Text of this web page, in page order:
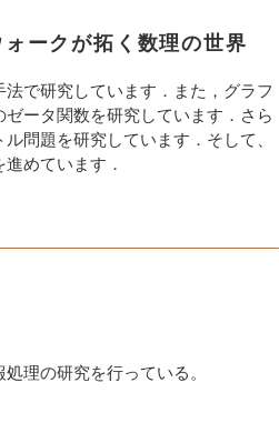
ークが拓く数理の世界
で研究しています．また，グラフ
ータ関数を研究しています．さら
問題を研究しています．そして、
めています．
理の研究を行っている。